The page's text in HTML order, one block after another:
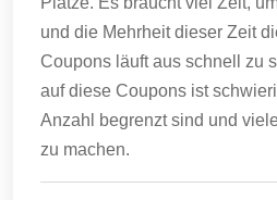
und die Mehrheit dieser Zeit
Coupons läuft aus schnell zu
auf diese Coupons ist
Anzahl begrenzt sind und
zu machen.